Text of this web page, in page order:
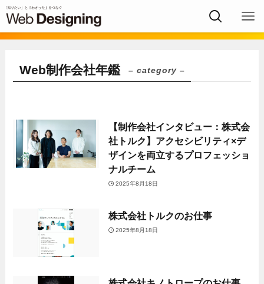
Web制作会社年鑑 – category –
【制作会社インタビュー：株式会
社トルク】アクセシビリティ×デ
ザインを両立するプロフェッショ
ナルチーム
2025年8月18日
株式会社トルクのお仕事
2025年8月18日